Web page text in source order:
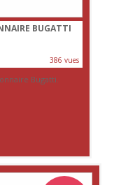
BUGATTI
386 vues
Bugatti.